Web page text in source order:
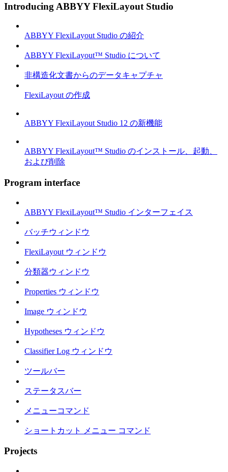
Introducing ABBYY FlexiLayout Studio
ABBYY FlexiLayout Studio の紹介
ABBYY FlexiLayout™ Studio について
非構造化文書からのデータキャプチャ
FlexiLayout の作成
ABBYY FlexiLayout Studio 12 の新機能
ABBYY FlexiLayout™ Studio のインストール、起動、
および削除
Program interface
ABBYY FlexiLayout™ Studio インターフェイス
バッチウィンドウ
FlexiLayout ウィンドウ
分類器ウィンドウ
Properties ウィンドウ
Image ウィンドウ
Hypotheses ウィンドウ
Classifier Log ウィンドウ
ツールバー
ステータスバー
メニューコマンド
ショートカット メニュー コマンド
Projects